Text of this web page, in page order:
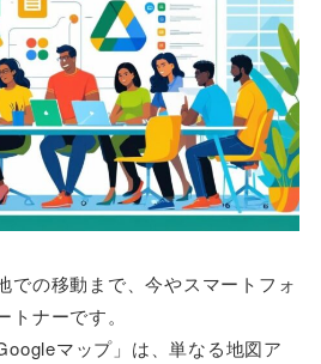
での移動まで、今やスマートフォ
ナーです。
マップ」は、単なる地図ア